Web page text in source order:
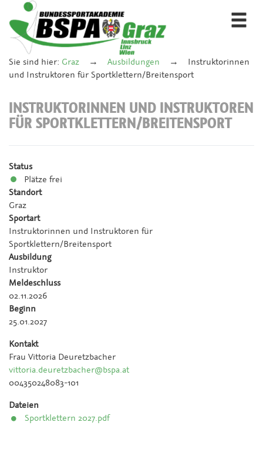
Sie sind hier: Graz Ausbildungen
Instruktorinnen
und Instruktoren für Sportklettern/Breitensport
INSTRUKTORINNEN UND INSTRUKTOREN
FÜR SPORTKLETTERN/BREITENSPORT
Status
Plätze frei
Standort
Graz
Sportart
Instruktorinnen und Instruktoren für
Sportklettern/Breitensport
Ausbildung
Instruktor
Meldeschluss
02.11.2026
Beginn
25.01.2027
Kontakt
Frau Vittoria Deuretzbacher
vittoria.deuretzbacher@bspa.at
004350248083-101
Dateien
Sportklettern 2027.pdf